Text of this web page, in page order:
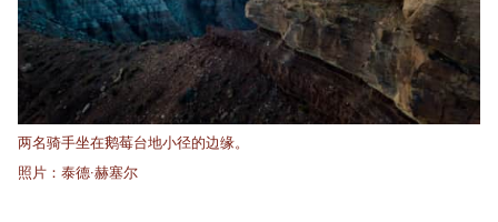
两名骑手坐在鹅莓台地小径的边缘。
照片：泰德·赫塞尔